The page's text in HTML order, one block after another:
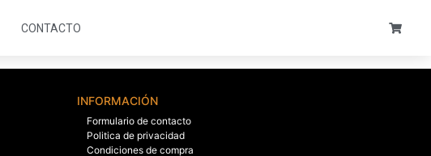
CONTACTO
INFORMACIÓN
Formulario de contacto
Politica de privacidad
Condiciones de compra